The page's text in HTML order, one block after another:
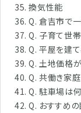
換気性能
Q. 倉吉市で
Q. 子育て世
Q. 平屋を建
Q. 土地価格
Q. 共働き家
Q. 駐車場は
Q. おすすめ